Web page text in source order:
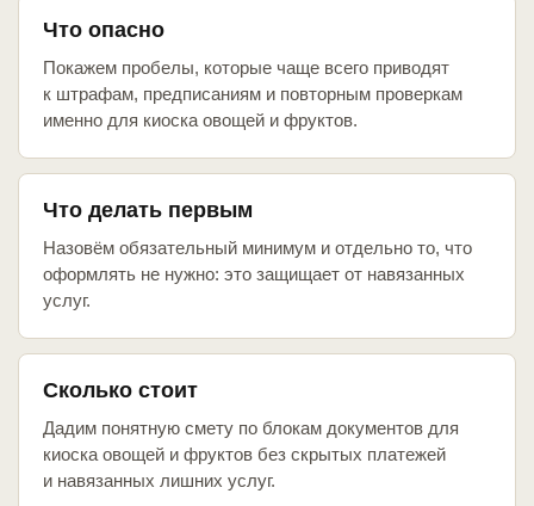
Что опасно
Покажем пробелы, которые чаще всего приводят
к штрафам, предписаниям и повторным проверкам
именно для киоска овощей и фруктов.
Что делать первым
Назовём обязательный минимум и отдельно то, что
оформлять не нужно: это защищает от навязанных
услуг.
Сколько стоит
Дадим понятную смету по блокам документов для
киоска овощей и фруктов без скрытых платежей
и навязанных лишних услуг.